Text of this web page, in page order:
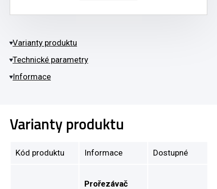
Varianty produktu
Technické parametry
Informace
Varianty produktu
Kód produktu Informace Dostupné
Prořezávač